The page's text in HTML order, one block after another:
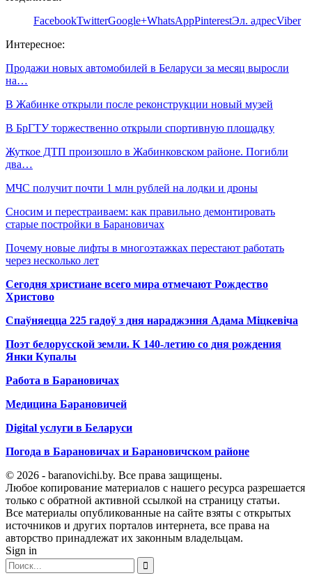
FacebookTwitterGoogle+WhatsAppPinterestЭл. адресViber
Интересное:
Продажи новых автомобилей в Беларуси за месяц выросли
на…
В Жабинке открыли после реконструкции новый музей
В БрГТУ торжественно открыли спортивную площадку
Жуткое ДТП произошло в Жабинковском районе. Погибли
два…
МЧС получит почти 1 млн рублей на лодки и дроны
Сносим и перестраиваем: как правильно демонтировать
старые постройки в Барановичах
Почему новые лифты в многоэтажках перестают работать
через несколько лет
Сегодня христиане всего мира отмечают Рождество
Христово
Спаўняецца 225 гадоў з дня нараджэння Адама Міцкевіча
Поэт белорусской земли. К 140-летию со дня рождения
Янки Купалы
Работа в Барановичах
Медицина Барановичей
Digital услуги в Беларуси
Погода в Барановичах и Барановичском районе
© 2026 - baranovichi.by. Все права защищены.
Любое копирование материалов с нашего ресурса разрешается
только с обратной активной ссылкой на страницу статьи.
Все материалы опубликованные на сайте взяты с открытых
источников и других порталов интернета, все права на
авторство принадлежат их законным владельцам.
Sign in